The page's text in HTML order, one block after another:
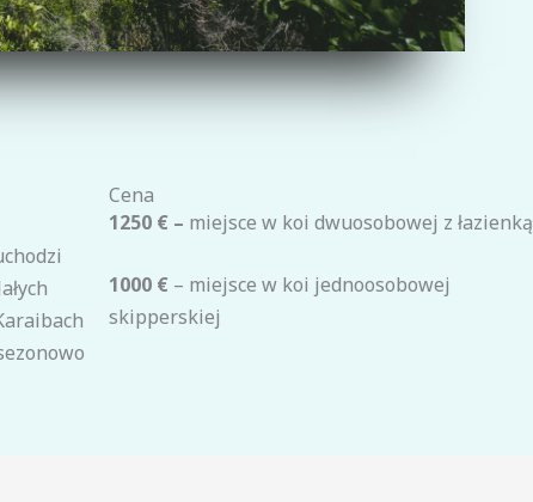
Cena
1250 € – miejsce w koi dwuosobowej z łazienką
1000 € – miejsce w koi jednoosobowej
skipperskiej